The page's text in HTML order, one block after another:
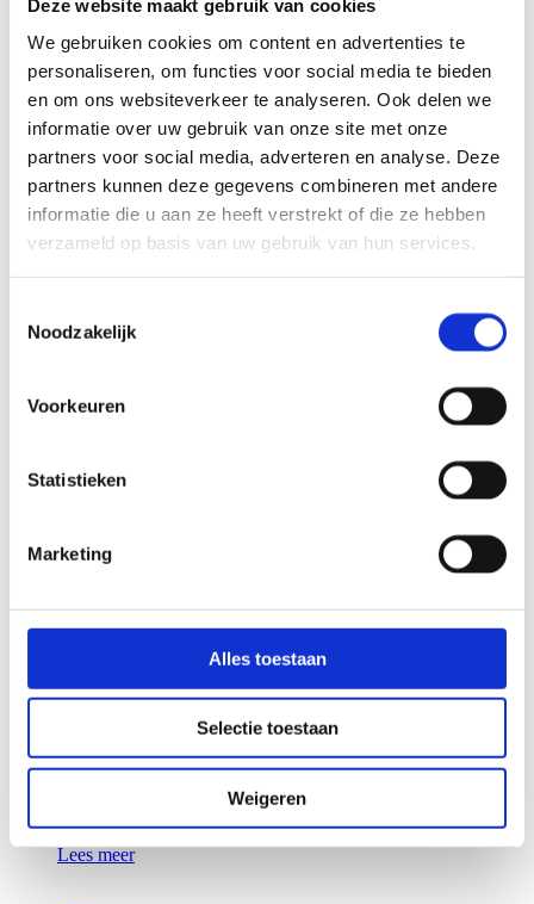
Deze website maakt gebruik van cookies
We gebruiken cookies om content en advertenties te
personaliseren, om functies voor social media te bieden
en om ons websiteverkeer te analyseren. Ook delen we
informatie over uw gebruik van onze site met onze
partners voor social media, adverteren en analyse. Deze
partners kunnen deze gegevens combineren met andere
informatie die u aan ze heeft verstrekt of die ze hebben
verzameld op basis van uw gebruik van hun services.
Noodzakelijk
Voorkeuren
Statistieken
Marketing
Alles toestaan
Selectie toestaan
Weigeren
Zorg Onderwijs en wetenschap
RESEARCHGEBOUW T NKI-AVL
AMSTERDAM
De nieuwbouw van gebouw T heeft 10.000 m2 bruto
vloeroppervlakte. Het NKI-AVL omvat een centrum
voor wetenschappelijk onderzoek naar kanker en een
MEDISCH PSYCHIATRISCHE UNIT
RADBOUDUMC NIJMEGEN
Psychiatrie werd Radboudumc het eerste ziekenhuis in
Nederland met een kliniek die met een High&Intensive
bieden.
Lees meer
Zorg
COMPLEX
dwarslaesie- en neurologiepatiënten, een ultramodern
OK-complex en revalidatieafdeling met daarin een
Loop Expertise Centrum en een poliklinische
revalidatiedagbehandeling.
Lees meer